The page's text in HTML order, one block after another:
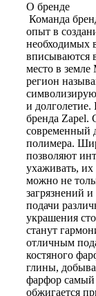
О бренде
Команда
опыт в
необходимых
вписываются
место в
регион
и
бренда Zapel.
современный
полимера.
позволяют
ухаживать,
можно не
загрязнений
подачи
украшения
станут
отличным
костяного
глины,
фарфор
обжигается